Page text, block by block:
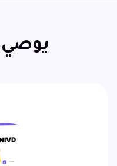
يوصي